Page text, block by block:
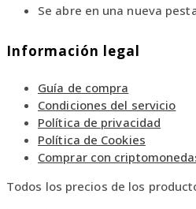
Se abre en una nueva
Información legal
Guía de compra
Condiciones del servicio
Política de privacidad
Política de Cookies
Comprar con
Todos los precios de los